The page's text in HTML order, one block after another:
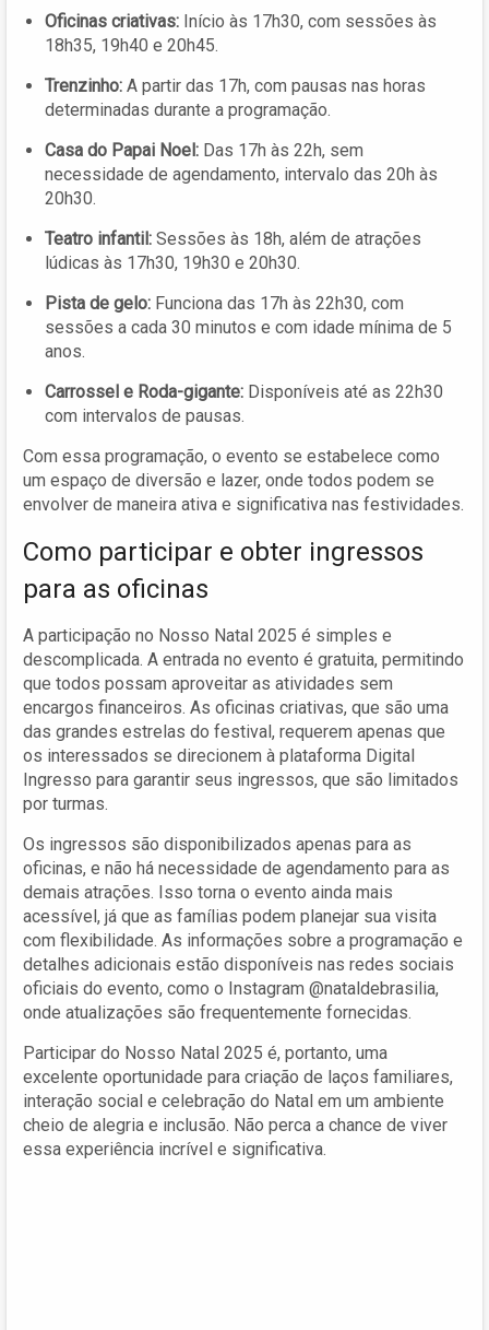
Oficinas criativas: Início às 17h30, com sessões às
18h35, 19h40 e 20h45.
Trenzinho: A partir das 17h, com pausas nas horas
determinadas durante a programação.
Casa do Papai Noel: Das 17h às 22h, sem
necessidade de agendamento, intervalo das 20h às
20h30.
Teatro infantil: Sessões às 18h, além de atrações
lúdicas às 17h30, 19h30 e 20h30.
Pista de gelo: Funciona das 17h às 22h30, com
sessões a cada 30 minutos e com idade mínima de 5
anos.
Carrossel e Roda-gigante: Disponíveis até as 22h30
com intervalos de pausas.
Com essa programação, o evento se estabelece como
um espaço de diversão e lazer, onde todos podem se
envolver de maneira ativa e significativa nas festividades.
Como participar e obter ingressos
para as oficinas
A participação no Nosso Natal 2025 é simples e
descomplicada. A entrada no evento é gratuita, permitindo
que todos possam aproveitar as atividades sem
encargos financeiros. As oficinas criativas, que são uma
das grandes estrelas do festival, requerem apenas que
os interessados se direcionem à plataforma Digital
Ingresso para garantir seus ingressos, que são limitados
por turmas.
Os ingressos são disponibilizados apenas para as
oficinas, e não há necessidade de agendamento para as
demais atrações. Isso torna o evento ainda mais
acessível, já que as famílias podem planejar sua visita
com flexibilidade. As informações sobre a programação e
detalhes adicionais estão disponíveis nas redes sociais
oficiais do evento, como o Instagram @nataldebrasilia,
onde atualizações são frequentemente fornecidas.
Participar do Nosso Natal 2025 é, portanto, uma
excelente oportunidade para criação de laços familiares,
interação social e celebração do Natal em um ambiente
cheio de alegria e inclusão. Não perca a chance de viver
essa experiência incrível e significativa.